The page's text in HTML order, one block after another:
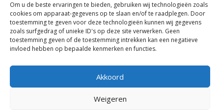
Om u de beste ervaringen te bieden, gebruiken wij technologieën zoals
cookies om apparaat-gegevens op te slaan en/of te raadplegen. Door
toestemming te geven voor deze technologieën kunnen wij gegevens
zoals surfgedrag of unieke ID's op deze site verwerken. Geen
toestemming geven of de toestemming intrekken kan een negatieve
invloed hebben op bepaalde kenmerken en functies.
Akkoord
Weigeren
Iedereen die ons kent heeft er baat bij wanneer ons
huwelijk goed is.
TOON VOLLEDIGE NOTITIES